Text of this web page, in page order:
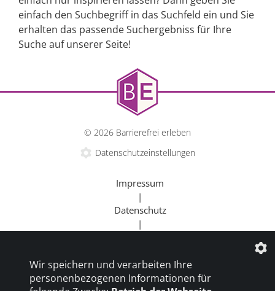
einfach den Suchbegriff in das Suchfeld ein und Sie
erhalten das passende Suchergebniss für Ihre
Suche auf unserer Seite!
© 2026 Barrierefrei erleben
Datenschutzeinstellungen
Impressum
|
Datenschutz
|
Beratung
|
Wir speichern und verarbeiten Ihre
personenbezogenen Informationen für